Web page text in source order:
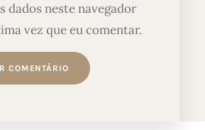
dados neste navegador
vez que eu comentar.